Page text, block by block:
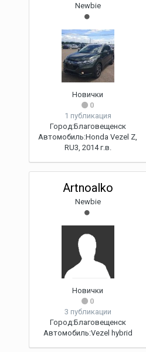
Newbie
Новички
0
1 публикация
Город:Благовещенск
Автомобиль:Honda Vezel Z,
RU3, 2014 г.в.
Artnoalko
Newbie
Новички
0
3 публикации
Город:Благовещенск
Автомобиль:Vezel hybrid